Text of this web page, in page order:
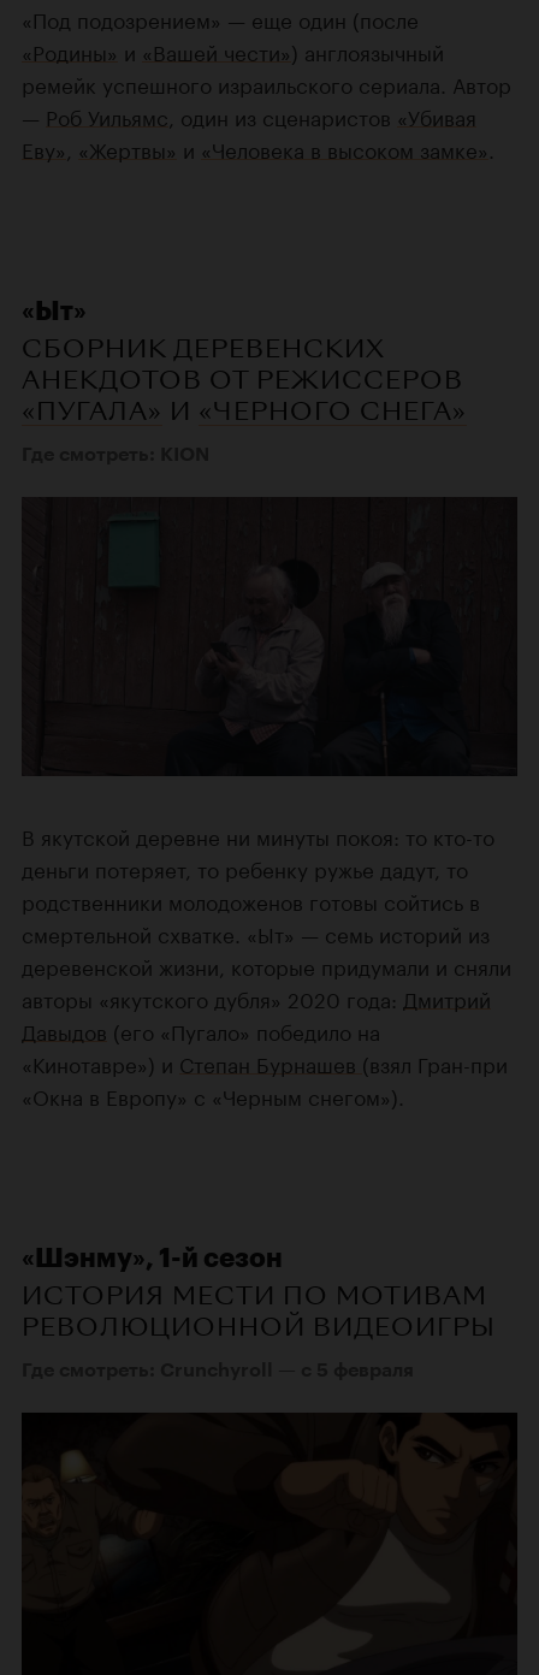
«Под подозрением» — еще один (после
«Родины» и «Вашей чести») англоязычный
ремейк успешного израильского сериала. Автор
— Роб Уильямс , один из сценаристов «Убивая
Еву» «Жертвы» и «Человека в высоком замке»
«Ыт»
СБОРНИК ДЕРЕВЕНСКИХ
АНЕКДОТОВ ОТ РЕЖИССЕРОВ
«ПУГАЛА» И «ЧЕРНОГО СНЕГА»
В якутской деревне ни минуты покоя: то кто-то
деньги потеряет, то ребенку ружье дадут, то
родственники молодоженов готовы сойтись в
смертельной схватке. «Ыт» — семь историй из
деревенской жизни, которые придумали и сняли
авторы «якутского дубля» 2020 года: Дмитрий
Давыдов (его «Пугало» победило на
«Кинотавре») и Степан Бурнашев (взял Гран-при
«Окна в Европу» с «Черным снегом»).
«Шэнму», 1-й сезон
ИСТОРИЯ МЕСТИ ПО МОТИВАМ
РЕВОЛЮЦИОННОЙ ВИДЕОИГРЫ